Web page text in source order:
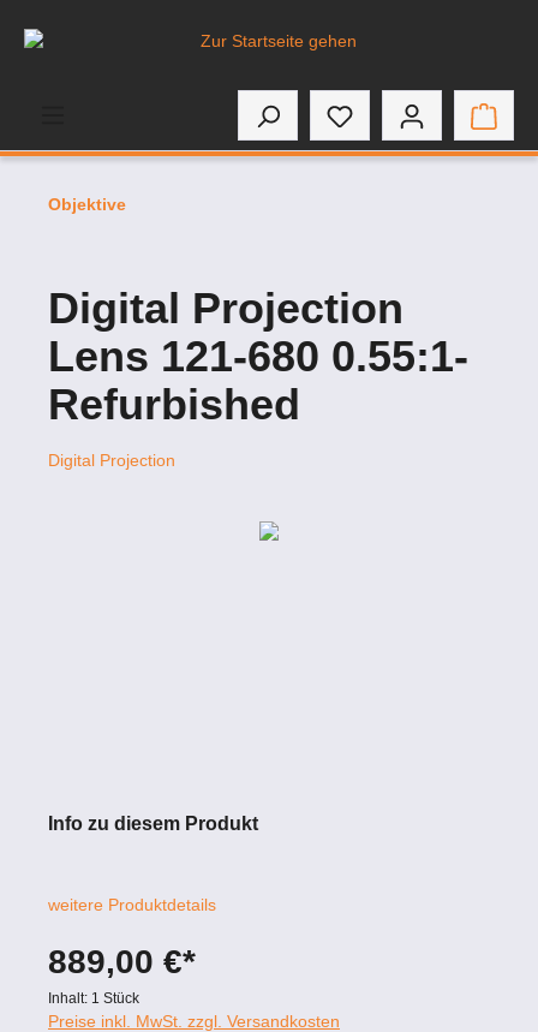
springen
Objektive
Digital Projection
Lens 121-680 0.55:1-
Refurbished
Digital Projection
Info zu diesem Produkt
weitere Produktdetails
889,00 €*
Inhalt: 1 Stück
Preise inkl. MwSt. zzgl. Versandkosten